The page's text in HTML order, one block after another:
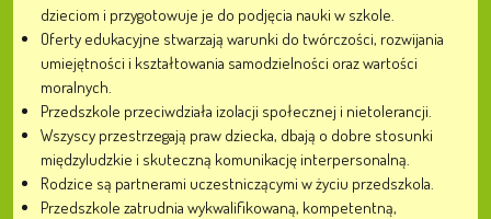
dzieciom i przygotowuje je do podjęcia nauki w szkole.
Oferty edukacyjne stwarzają warunki do twórczości, rozwijania
umiejętności i kształtowania samodzielności oraz wartości
moralnych.
Przedszkole przeciwdziała izolacji społecznej i nietolerancji.
Wszyscy przestrzegają praw dziecka, dbają o dobre stosunki
międzyludzkie i skuteczną komunikację interpersonalną.
Rodzice są partnerami uczestniczącymi w życiu przedszkola.
Przedszkole zatrudnia wykwalifikowaną, kompetentną,